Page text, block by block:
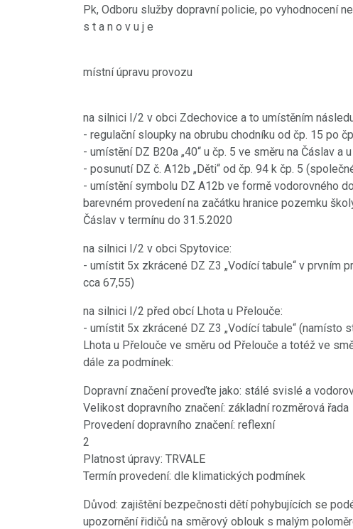
Pk, Odboru služby dopravní policie, po vyhodnocení
s t a n o v u j e
místní úpravu provozu
na silnici I/2 v obci Zdechovice a to umístěním
- regulační sloupky na obrubu chodníku od čp. 15 po
- umístění DZ B20a „40“ u čp. 5 ve směru na Čáslav a
- posunutí DZ č. A12b „Děti“ od čp. 94 k čp. 5
- umístění symbolu DZ A12b ve formě vodorovného
barevném provedení na začátku hranice pozemku
Čáslav v termínu do 31.5.2020
na silnici I/2 v obci Spytovice:
- umístit 5x zkrácené DZ Z3 „Vodící tabule“ v prvním
cca 67,55)
na silnici I/2 před obcí Lhota u Přelouče:
- umístit 5x zkrácené DZ Z3 „Vodící tabule“ (namísto
Lhota u Přelouče ve směru od Přelouče a totéž ve
dále za podmínek:
Dopravní značení proveďte jako: stálé svislé a
Velikost dopravního značení: základní rozměrová řada
Provedení dopravního značení: reflexní
2
Platnost úpravy: TRVALE
Termín provedení: dle klimatických podmínek
Důvod: zajištění bezpečnosti dětí pohybujících se
upozornění řidičů na směrový oblouk s malým